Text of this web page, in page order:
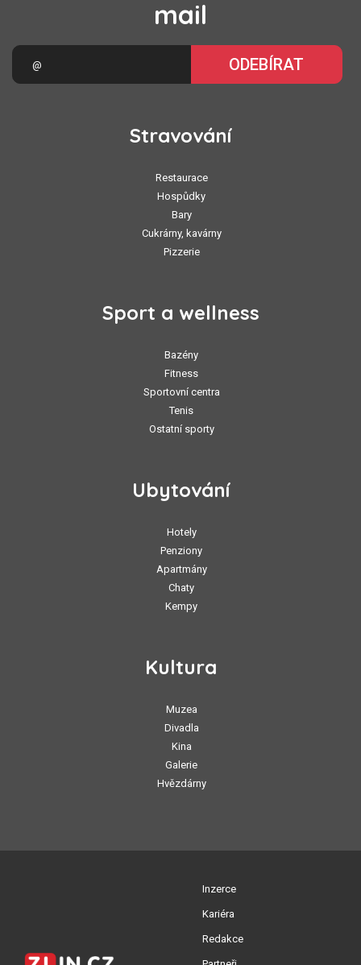
mail
ODEBÍRAT
Stravování
Restaurace
Hospůdky
Bary
Cukrárny, kavárny
Pizzerie
Sport a wellness
Bazény
Fitness
Sportovní centra
Tenis
Ostatní sporty
Ubytování
Hotely
Penziony
Apartmány
Chaty
Kempy
Kultura
Muzea
Divadla
Kina
Galerie
Hvězdárny
Inzerce
Kariéra
Redakce